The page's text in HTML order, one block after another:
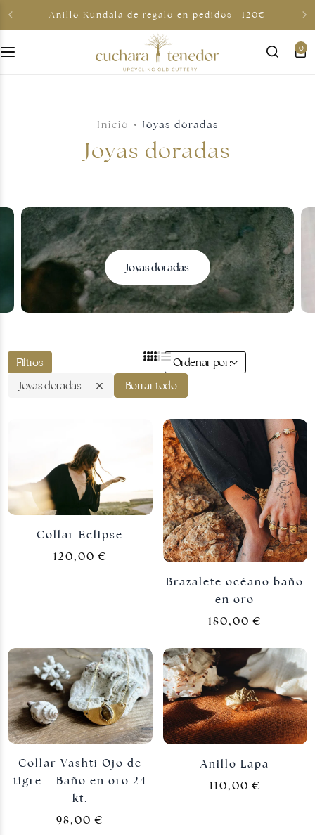
Anillo Kundala de regalo en pedidos +120€
0
Inicio Joyas doradas
Joyas doradas
Joyas doradas
Filtros
Ordenar por:
Joyas doradas
Borrar todo
Collar Eclipse
120,00€
Brazalete océano baño
en oro
180,00€
Collar Vashti Ojo de
tigre – Baño en oro 24
kt.
98,00€
Anillo Lapa
110,00€
Joyas doradas
Joyas plateadas
Para compartir
Tarjetas regalo